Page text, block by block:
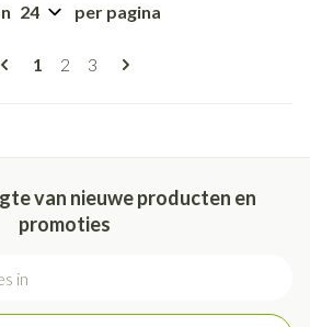
Pagina's
U lees momenteel pagina
1 Pagina
2 Pagina
3
per pagina
van nieuwe producten en
promoties